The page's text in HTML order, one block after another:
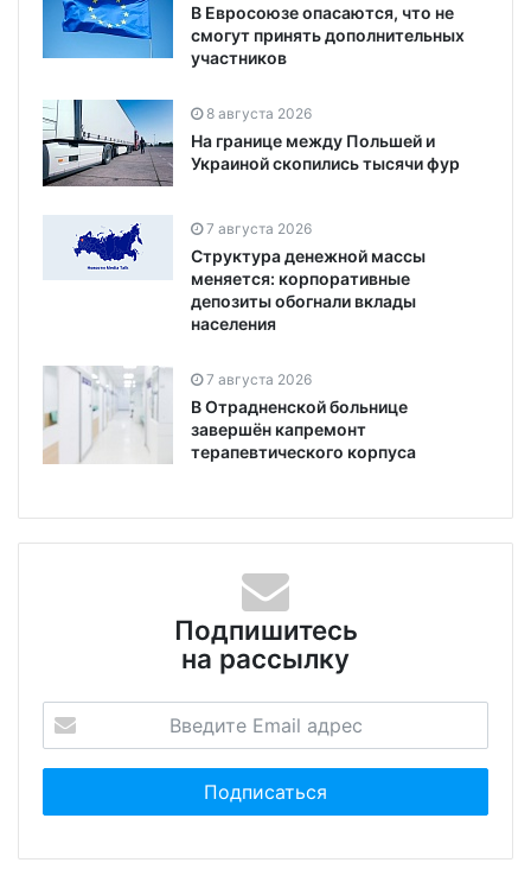
В Евросоюзе опасаются, что не
смогут принять дополнительных
участников
8 августа 2026
На границе между Польшей и
Украиной скопились тысячи фур
7 августа 2026
Структура денежной массы
меняется: корпоративные
депозиты обогнали вклады
населения
7 августа 2026
В Отрадненской больнице
завершён капремонт
терапевтического корпуса
Подпишитесь
на рассылку